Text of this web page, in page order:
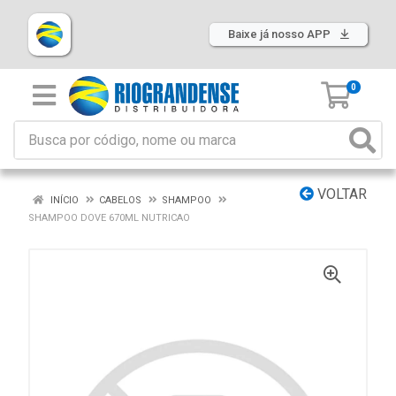
Baixe já nosso APP
0
VOLTAR
INÍCIO CABELOS
SHAMPOO
SHAMPOO DOVE 670ML NUTRICAO